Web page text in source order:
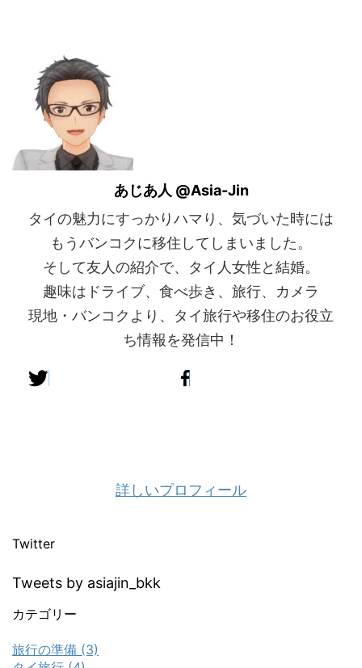
あじあ人 @Asia-Jin
タイの魅力にすっかりハマり、気づいた時には
もうバンコクに移住してしまいました。
そして友人の紹介で、タイ人女性と結婚。
趣味はドライブ、食べ歩き、旅行、カメラ
現地・バンコクより、タイ旅行や移住のお役立
ち情報を発信中！
詳しいプロフィール
Twitter
Tweets by asiajin_bkk
カテゴリー
旅行の準備 (3)